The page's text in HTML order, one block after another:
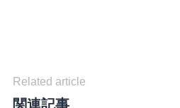
Related article
関連記事